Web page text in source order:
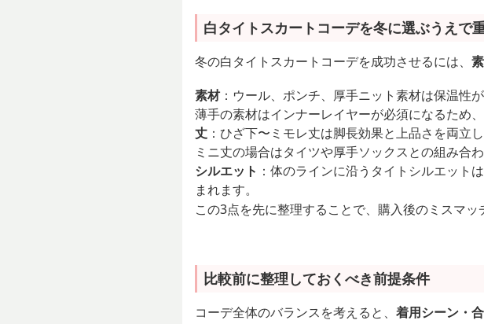
白タイトスカートコーデを冬に選ぶうえで
冬の白タイトスカートコーデを成功させるには、
素材：ウール、ポンチ、厚手ニット素材は保温性
薄手の素材はインナーレイヤーが必須になるため
丈 ：ひざ下〜ミモレ丈は脚長効果と上品さを両立
ミニ丈の場合はタイツや厚手ソックスとの組み合
シルエット ：体のラインに沿うタイトシルエット
まれます。
この3点を先に整理することで、購入後のミスマッ
比較前に整理しておくべき前提条件
コーデ全体のバランスを考えると、 着用シーン・